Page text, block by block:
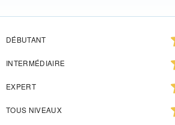
DÉBUTANT
INTERMÉDIAIRE
EXPERT
TOUS NIVEAUX